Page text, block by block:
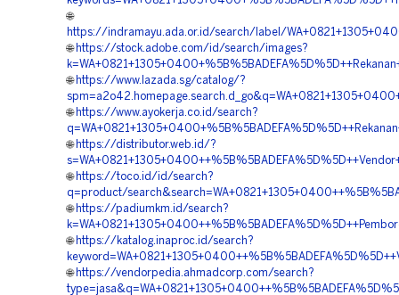
🌐
https://indramayu.ada.or.id/search/label/
🌐 https://stock.adobe.com/id/search/images?
🌐 https://www.lazada.sg/catalog/?
🌐 https://www.ayokerja.co.id/search?
🌐 https://distributor.web.id/?
🌐 https://toco.id/id/search?
q=product/
🌐 https://padiumkm.id/search?
🌐 https://katalog.inaproc.id/search?
🌐 https://vendorpedia.ahmadcorp.com/search?